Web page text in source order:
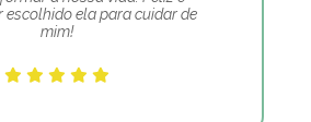
escolhido ela para cuidar de
mim!